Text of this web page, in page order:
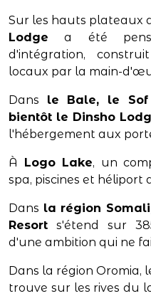
Sur les hauts plateaux
Lodge a été
d'intégration,
locaux par la main-
Dans le Bale, le
bientôt le Dinsho
l'hébergement aux
À Logo Lake, un
spa, piscines et héliport
Dans la région
Resort s'étend sur
d'une ambition qui ne
Dans la région Oromia,
trouve sur les rives du